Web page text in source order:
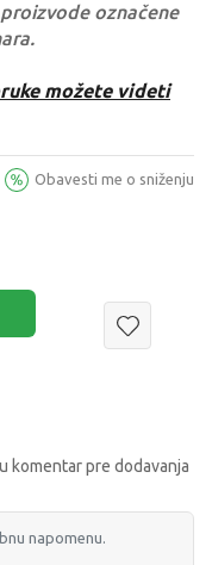
označene
možete videti
Obavesti me o sniženju
komentar pre dodavanja